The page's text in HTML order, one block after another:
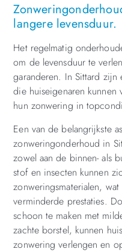
langere levensduur.
Het regelmatig
om de levensduur te
garanderen. In Sittard
die huiseigenaren
hun zonwering in
Een van de belangrijkste
zonweringonderhoud in
zowel aan de binnen- als
stof en insecten kunnen
zonweringsmaterialen,
verminderde prestaties.
schoon te maken met
zachte borstel, kunnen
zonwering verlengen en